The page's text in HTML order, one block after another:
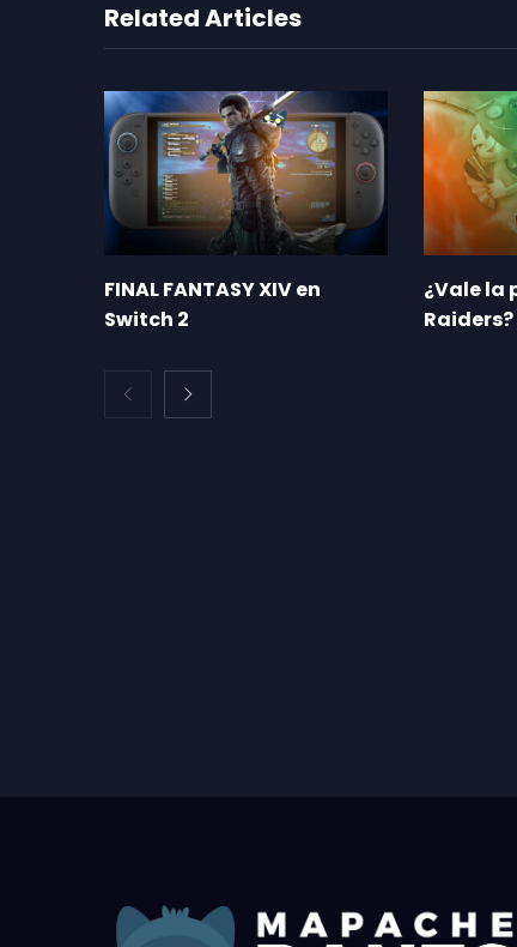
Related Articles
FINAL FANTASY XIV en
Switch 2
¿Vale la
Raiders?